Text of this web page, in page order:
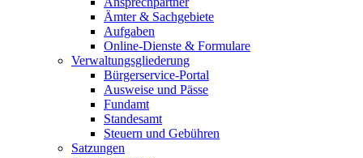
Ämter & Sachgebiete
Aufgaben
Online-Dienste & Formulare
Verwaltungsgliederung
Bürgerservice-Portal
Ausweise und Pässe
Fundamt
Standesamt
Steuern und Gebühren
Satzungen